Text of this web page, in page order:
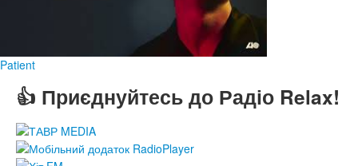
Patient
👍 Приєднуйтесь до Радіо Relax!